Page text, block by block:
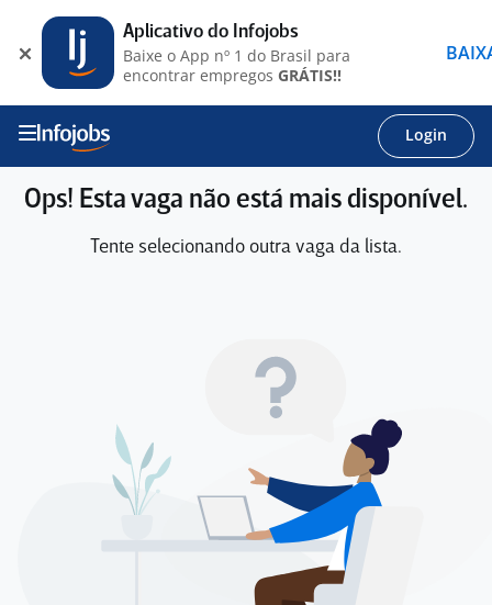
Login
Ops! Esta vaga não está mais disponível.
Tente selecionando outra vaga da lista.
Aplicativo do Infojobs
Baixe o App nº 1 do Brasil para
encontrar empregos GRÁTIS!!